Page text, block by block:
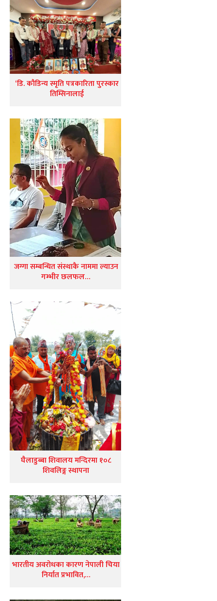
‘डि. कौडिन्य स्मृति पत्रकारिता पुरस्कार
तिम्सिनालाई
जग्गा सम्बन्धित संस्थाकै नाममा ल्याउन
गम्भीर छलफल…
घैलाडुब्बा शिवालय मन्दिरमा १०८
शिवलिङ्ग स्थापना
भारतीय अवरोधका कारण नेपाली चिया
निर्यात प्रभावित,…